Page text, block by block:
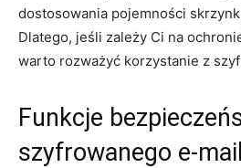
dostosowania pojemności
Dlatego, jeśli zależy Ci na
warto rozważyć korzystanie z
Funkcje
szyfrowanego e-